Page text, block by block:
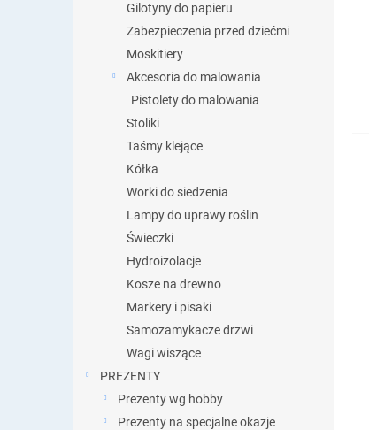
Gilotyny do papieru
Zabezpieczenia przed dziećmi
Moskitiery
Akcesoria do malowania
Pistolety do malowania
Stoliki
Taśmy klejące
Kółka
Worki do siedzenia
Lampy do uprawy roślin
Świeczki
Hydroizolacje
Kosze na drewno
Markery i pisaki
Samozamykacze drzwi
Wagi wiszące
PREZENTY
Prezenty wg hobby
Prezenty na specjalne okazje